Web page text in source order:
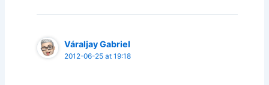
Váraljay Gabriel
2012-06-25 at 19:18